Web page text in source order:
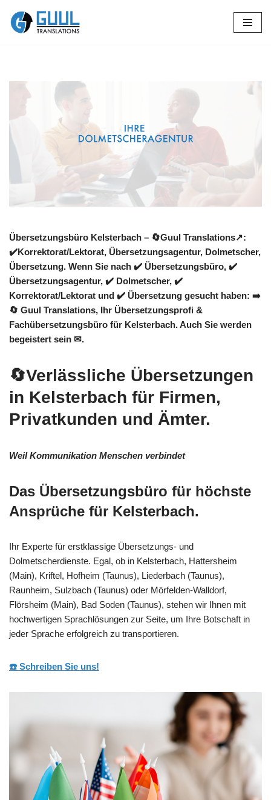
Zum
Übersetzungsbüro Kelsterbach – 🔄Guul Translations↗️:
✔️Korrektorat/Lektorat, Übersetzungsagentur, Dolmetscher,
Übersetzung. Wenn Sie nach ✔️ Übersetzungsbüro, ✔️
Übersetzungsagentur, ✔️ Dolmetscher, ✔️
Korrektorat/Lektorat und ✔️ Übersetzung gesucht haben: ➡️
🔄 Guul Translations, Ihr Übersetzungsprofi &
Fachübersetzungsbüro für Kelsterbach. Auch Sie werden
begeistert sein ✉.
🔄Verlässliche Übersetzungen
in Kelsterbach für Firmen,
Privatkunden und Ämter.
Weil Kommunikation Menschen verbindet
Das Übersetzungsbüro für höchste
Ansprüche für Kelsterbach.
Ihr Experte für erstklassige Übersetzungs- und
Dolmetscherdienste. Egal, ob in Kelsterbach, Hattersheim
(Main), Kriftel, Hofheim (Taunus), Liederbach (Taunus),
Raunheim, Sulzbach (Taunus) oder Mörfelden-Walldorf,
Flörsheim (Main), Bad Soden (Taunus), stehen wir Ihnen mit
hochwertigen Sprachlösungen zur Seite, um Ihre Botschaft in
jeder Sprache erfolgreich zu transportieren.
☎️ Schreiben Sie uns!